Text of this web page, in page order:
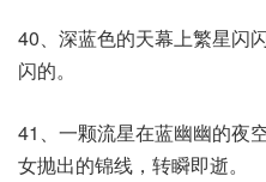
40、深蓝色的天幕上繁星闪
闪的。
41、一颗流星在蓝幽幽的夜
女抛出的锦线，转瞬即逝。